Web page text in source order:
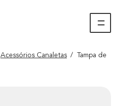
Acessórios Canaletas /
Tampa de